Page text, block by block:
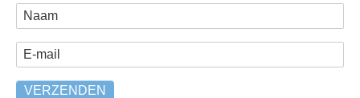
WEBFORM
Naam
E-mail